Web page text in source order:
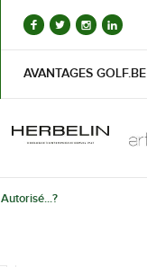
AVANTAGES GOLF.BE
Autorisé...?